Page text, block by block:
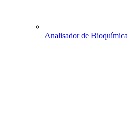
Analisador de Bioquímica